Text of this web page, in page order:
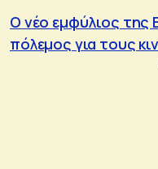
Ο νέο εμφύλιος της
πόλεμος για τους